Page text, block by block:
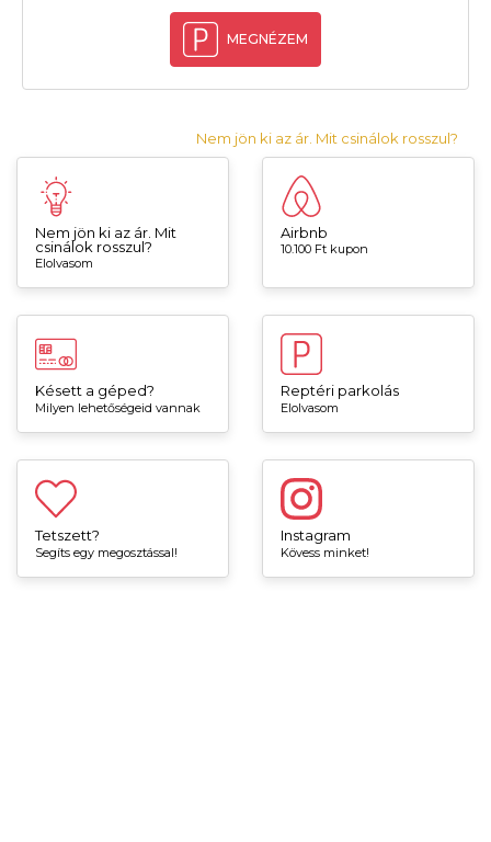
MEGNÉZEM
Nem jön ki az ár. Mit csinálok rosszul?
Nem jön ki az ár. Mit
csinálok rosszul?
Elolvasom
Airbnb
10.100 Ft kupon
Késett a géped?
Milyen lehetőségeid vannak
Reptéri parkolás
Elolvasom
Tetszett?
Segíts egy megosztással!
Instagram
Kövess minket!